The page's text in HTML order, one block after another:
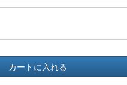
カートに入れる